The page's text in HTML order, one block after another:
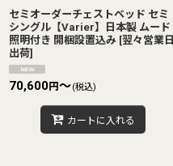
セミオーダーチェストベッド セミ
シングル【Varier】日本製 ムード
照明付き 開梱設置込み [翌々営業日
出荷]
70,600円～(税込)
カートに入れる